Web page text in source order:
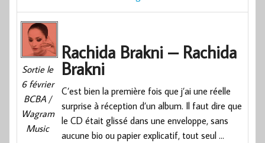
Sortie le
6 février
BCBA /
Wagram
Music
Rachida Brakni – Rachida
Brakni
C’est bien la première fois que j’ai une réelle
surprise à réception d’un album. Il faut dire que
le CD était glissé dans une enveloppe, sans
aucune bio ou papier explicatif, tout seul …